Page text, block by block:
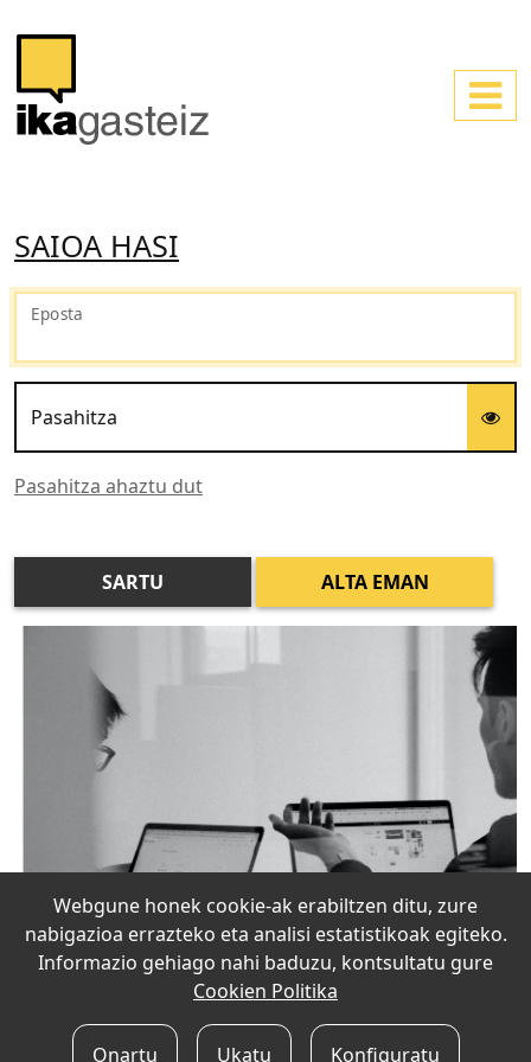
SAIOA HASI
Eposta
Pasahitza
Pasahitza ahaztu dut
SARTU ALTA EMAN
Webgune honek cookie-ak erabiltzen ditu, zure
nabigazioa errazteko eta analisi estatistikoak egiteko.
Informazio gehiago nahi baduzu, kontsultatu gure
Cookien Politika
Onartu Ukatu Konfiguratu